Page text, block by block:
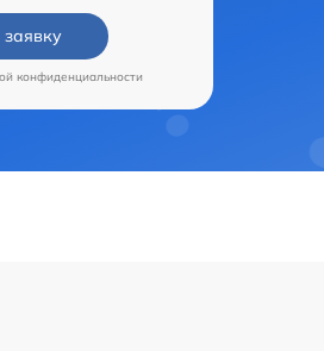
заявку
конфиденциальности